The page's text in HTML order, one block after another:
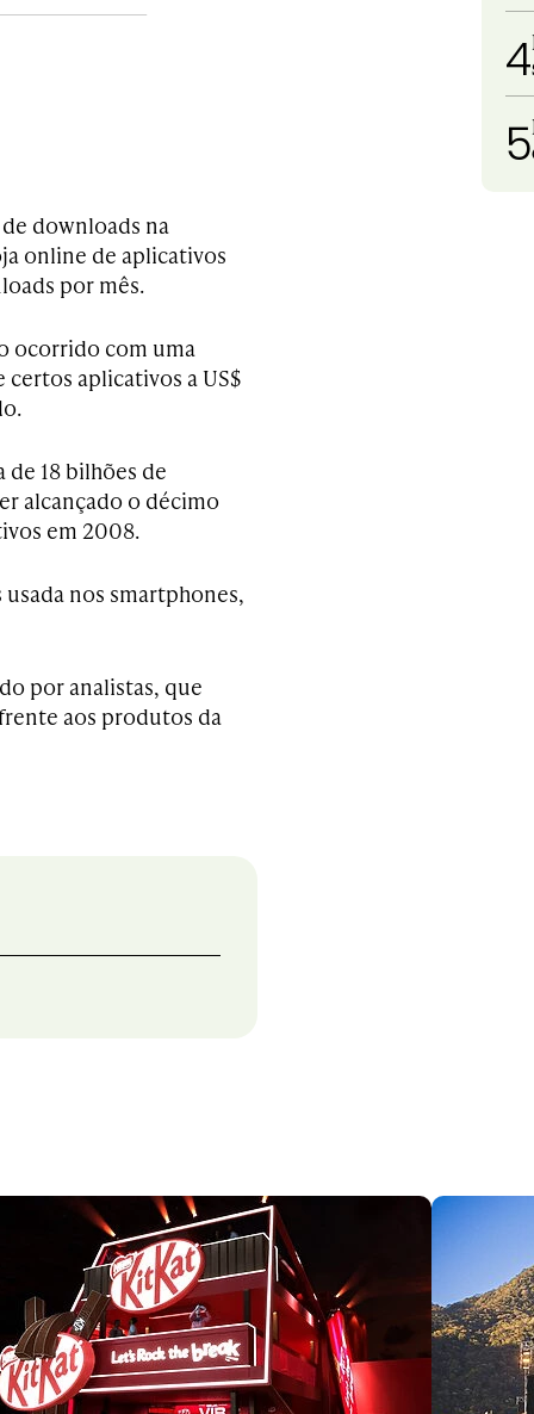
downloads na
online de aplicativos
por mês.
ocorrido com uma
aplicativos a US$
18 bilhões de
alcançado o décimo
em 2008.
nos smartphones,
por analistas, que
aos produtos da
4
5